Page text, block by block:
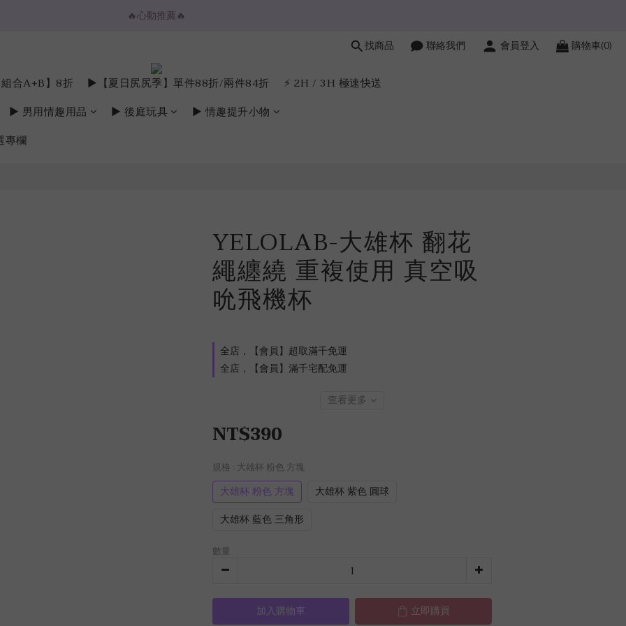
🔥心動推薦🔥
🔥心動推薦🔥
⚡️ 2H / 3H 極速快送專區
🔥心動推薦🔥
找商品 聯絡我們 會員登入 購物車(0)
合A+B】8折 ►【夏日尻尻季】單件88折/兩件84折
⚡️ 2H / 3H 極速快送
► 男用情趣用品
► 後庭玩具
► 情趣提升小物
專欄
YELOLAB-大雄杯 翻花
繩纏繞 重複使用 真空吸
吮飛機杯
全店，【會員】超取滿千免運
全店，【會員】滿千宅配免運
查看更多
NT$390
規格 : 大雄杯 粉色 方塊
大雄杯 粉色 方塊
大雄杯 紫色 圓球
大雄杯 藍色 三角形
數量
加入購物車 立即購買
立即購買